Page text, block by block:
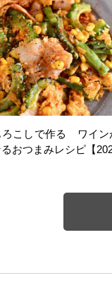
ろこしで作る ワイン
おつまみレシピ【